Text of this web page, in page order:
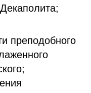
преподобного